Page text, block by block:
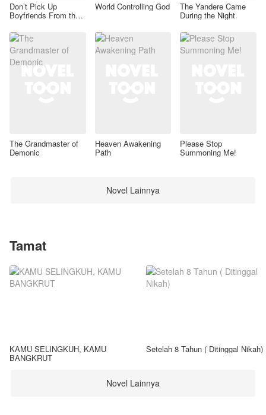
Don’t Pick Up
Boyfriends From the
World Controlling God The Yandere Came
During the Night
The Grandmaster of
Demonic
Heaven Awakening
Path
Please Stop
Summoning Me!
Novel Lainnya
Tamat
KAMU SELINGKUH, KAMU
BANGKRUT
Setelah 8 Tahun ( Ditinggal Nikah)
Novel Lainnya